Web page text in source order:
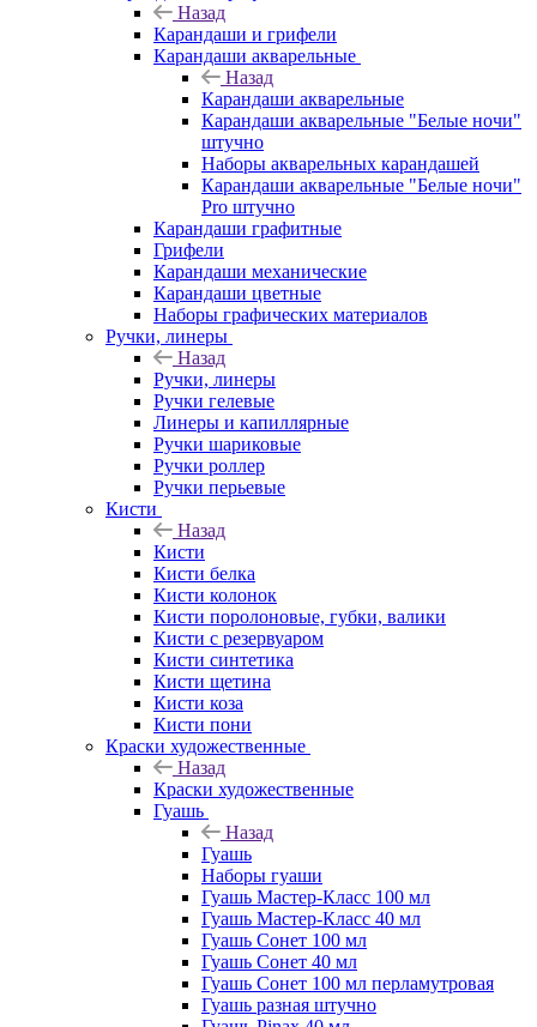
Назад
Карандаши и грифели
Карандаши акварельные
Назад
Карандаши акварельные
Карандаши акварельные "Белые ночи"
штучно
Наборы акварельных карандашей
Карандаши акварельные "Белые ночи"
Pro штучно
Карандаши графитные
Грифели
Карандаши механические
Карандаши цветные
Наборы графических материалов
Ручки, линеры
Назад
Ручки, линеры
Ручки гелевые
Линеры и капиллярные
Ручки шариковые
Ручки роллер
Ручки перьевые
Кисти
Назад
Кисти
Кисти белка
Кисти колонок
Кисти поролоновые, губки, валики
Кисти с резервуаром
Кисти синтетика
Кисти щетина
Кисти коза
Кисти пони
Краски художественные
Назад
Краски художественные
Гуашь
Назад
Гуашь
Наборы гуаши
Гуашь Мастер-Класс 100 мл
Гуашь Мастер-Класс 40 мл
Гуашь Сонет 100 мл
Гуашь Сонет 40 мл
Гуашь Сонет 100 мл перламутровая
Гуашь разная штучно